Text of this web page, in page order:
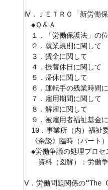
Ⅳ．ＪＥＴＲＯ「新労働
◆Ｑ＆Ａ
１．「労働保護法」の
２．就業規則に関して
３．賃金に関して
４．振替休日に関して
５．帰休に関して
６．運転手の残業時間
７．雇用期間に関して
８．解雇に関して
９．被雇用者福祉基金
10．事業所（内）福祉
《余談》臨時（パート
◆労働争議の処理プロセ
資料（図解）：労働争
Ⅴ．労働問題関係の